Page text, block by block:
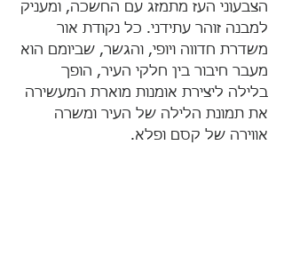
הצבעוני העז מתמזג עם החשכה, ומעניק
למבנה זוהר עתידני. כל נקודת אור
משדרת חדווה ויופי, והגשר, שביומם הוא
מעבר חיבור בין חלקי העיר, הופך
בלילה ליצירת אומנות מוארת המעשירה
את תמונת הלילה של העיר ומשרה
אווירה של קסם ופלא.